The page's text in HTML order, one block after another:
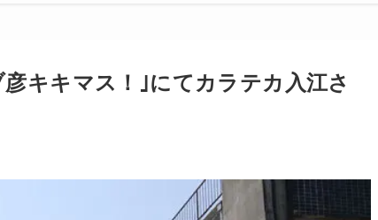
キキマス！｣にてカラテカ入江さ